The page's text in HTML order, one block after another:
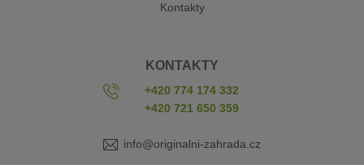
Kontakty
KONTAKTY
+420 774 174 332
+420 721 650 359
info@originalni-zahrada.cz